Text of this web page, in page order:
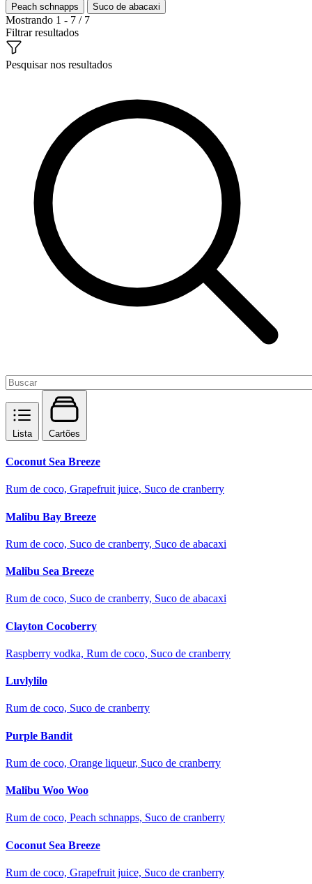
Peach schnapps Suco de abacaxi
Mostrando 1 - 7 / 7
Filtrar resultados
Pesquisar nos resultados
Lista Cartões
Coconut Sea Breeze
Rum de coco, Grapefruit juice, Suco de cranberry
Malibu Bay Breeze
Rum de coco, Suco de cranberry, Suco de abacaxi
Malibu Sea Breeze
Rum de coco, Suco de cranberry, Suco de abacaxi
Clayton Cocoberry
Raspberry vodka, Rum de coco, Suco de cranberry
Luvlylilo
Rum de coco, Suco de cranberry
Purple Bandit
Rum de coco, Orange liqueur, Suco de cranberry
Malibu Woo Woo
Rum de coco, Peach schnapps, Suco de cranberry
Coconut Sea Breeze
Rum de coco, Grapefruit juice, Suco de cranberry